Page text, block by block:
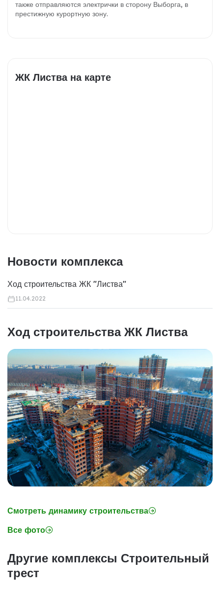
также отправляются электрички в сторону Выборга, в
престижную курортную зону.
ЖК Листва на карте
Новости комплекса
Ход строительства ЖК "Листва"
11.04.2022
Ход строительства ЖК Листва
Смотреть динамику строительства
Все фото
Другие комплексы Строительный
трест